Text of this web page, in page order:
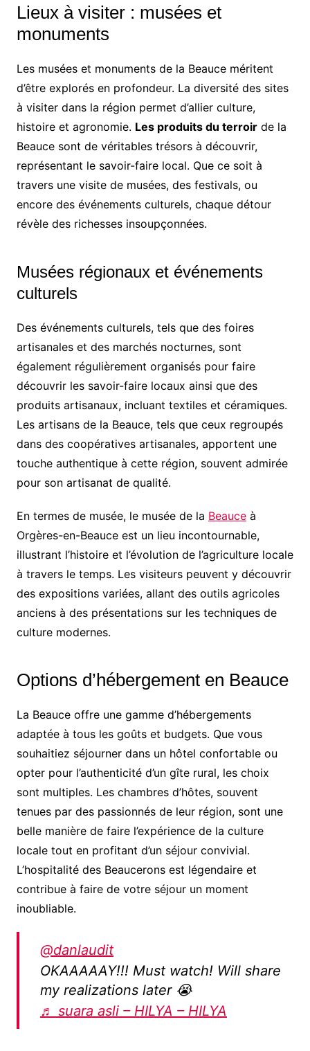
Lieux à visiter : musées et
monuments
Les musées et monuments de la Beauce méritent
d’être explorés en profondeur. La diversité des sites
à visiter dans la région permet d’allier culture,
histoire et agronomie. Les produits du terroirde la
Beauce sont de véritables trésors à découvrir,
représentant le savoir-faire local. Que ce soit à
travers une visite de musées, des festivals, ou
encore des événements culturels, chaque détour
révèle des richesses insoupçonnées.
Musées régionaux et événements
culturels
Des événements culturels, tels que des foires
artisanales et des marchés nocturnes, sont
également régulièrement organisés pour faire
découvrir les savoir-faire locaux ainsi que des
produits artisanaux, incluant textiles et céramiques.
Les artisans de la Beauce, tels que ceux regroupés
dans des coopératives artisanales, apportent une
touche authentique à cette région, souvent admirée
pour son artisanat de qualité.
En termes de musée, le musée de la Beauceà
Orgères-en-Beauce est un lieu incontournable,
illustrant l’histoire et l’évolution de l’agriculture locale
à travers le temps. Les visiteurs peuvent y découvrir
des expositions variées, allant des outils agricoles
anciens à des présentations sur les techniques de
culture modernes.
Options d’hébergement en Beauce
La Beauce offre une gamme d’hébergements
adaptée à tous les goûts et budgets. Que vous
souhaitiez séjourner dans un hôtel confortable ou
opter pour l’authenticité d’un gîte rural, les choix
sont multiples. Les chambres d’hôtes, souvent
tenues par des passionnés de leur région, sont une
belle manière de faire l’expérience de la culture
locale tout en profitant d’un séjour convivial.
L’hospitalité des Beaucerons est légendaire et
contribue à faire de votre séjour un moment
inoubliable.
@danlaudit
OKAAAAAY!!! Must watch! Will share
my realizations later 😭
♬ suara asli – HILYA – HILYA